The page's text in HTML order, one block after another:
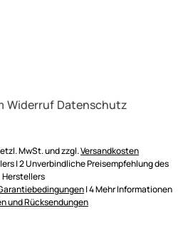
Widerruf Datenschutz
MwSt. und zzgl.Versandkosten
| 2 Unverbindliche Preisempfehlung des
Herstellers
| 4 Mehr Informationen
und Rücksendungen